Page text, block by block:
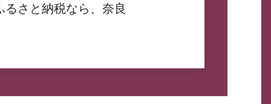
るさと納税なら、奈良